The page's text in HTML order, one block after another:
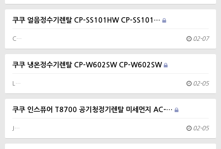
쿠쿠 얼음정수기렌탈 CP-SS101HW CP-SS101…
C… 02-07
쿠쿠 냉온정수기렌탈 CP-W602SW CP-W602SW
L… 02-05
쿠쿠 인스퓨어 T8700 공기청정기렌탈 미세먼지 AC-…
J… 02-05